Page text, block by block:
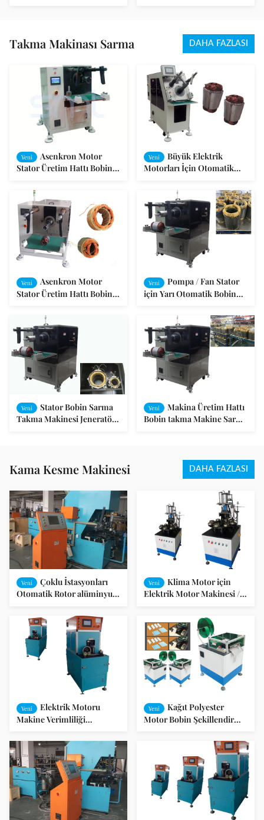
Takma Makinası Sarma DAHA FAZLASI
Yeni
Asenkron Motor
Stator Üretim Hattı Bobin
Önleyici
Yeni
Büyük Elektrik
Motorları İçin Otomatik
Makinesi
Yeni
Asenkron Motor
Stator Üretim Hattı Bobin
Yeni
Pompa / Fan Stator
için Yarı Otomatik Bobin
Takma Makinesi
Yeni
Stator Bobin Sarma
Takma Makinesi Jeneratör
Yeni
Makina Üretim Hattı
Bobin takma Makine Sarma
Kama Kesme Makinesi DAHA FAZLASI
Yeni
Çoklu İstasyonları
Otomatik Rotor alüminyum
Makinesi
Yeni
Klima Motor için
Elektrik Motor Makinesi /
Yeni
Elektrik Motoru
Makine Verimliliği
Motor Sargısı
Yeni
Kağıt Polyester
Motor Bobin Şekillendirme
Makinesi / DC Motor Sargı